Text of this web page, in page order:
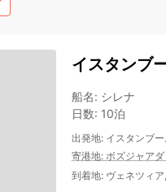
イスタンブ
船名: シレナ
日数: 10泊
出発地: イスタンブ
寄港地: ボズジャアダ
到着地: ヴェネツィ